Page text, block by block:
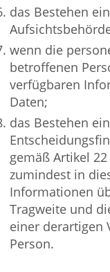
das Bestehen
wenn die
betroffenen
verfügbaren
Daten;
das Bestehen
gemäß Artikel
zumindest in
Informationen
Tragweite und
einer derartigen
Person.